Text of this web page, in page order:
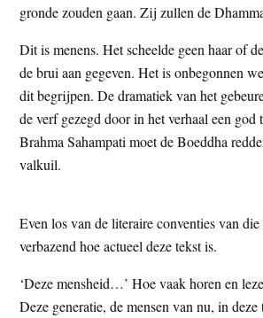
gronde zouden gaan. Zij zullen de
Dit is menens. Het scheelde geen haar of
de brui aan gegeven. Het is onbegonnen
dit begrijpen. De dramatiek van het
de verf gezegd door in het verhaal een god
Brahma Sahampati moet de Boeddha
valkuil.
Even los van de literaire conventies van
verbazend hoe actueel deze tekst is.
‘Deze mensheid…’ Hoe vaak horen en
Deze generatie, de mensen van nu, in